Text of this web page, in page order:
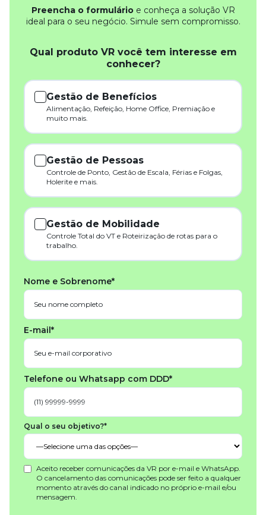
Preencha o formulárioe conheça a solução VR
ideal para o seu negócio. Simule sem compromisso.
Qual produto VR você tem interesse em
conhecer?
Gestão de Benefícios
Alimentação, Refeição, Home Office, Premiação e
muito mais.
Gestão de Pessoas
Controle de Ponto, Gestão de Escala, Férias e Folgas,
Holerite e mais.
Gestão de Mobilidade
Controle Total do VT e Roteirização de rotas para o
trabalho.
Nome e Sobrenome*
E-mail*
Telefone ou Whatsapp com DDD*
Qual o seu objetivo?*
Aceito receber comunicações da VR por e-mail e WhatsApp.
O cancelamento das comunicações pode ser feito a qualquer
momento através do canal indicado no próprio e-mail e/ou
mensagem.